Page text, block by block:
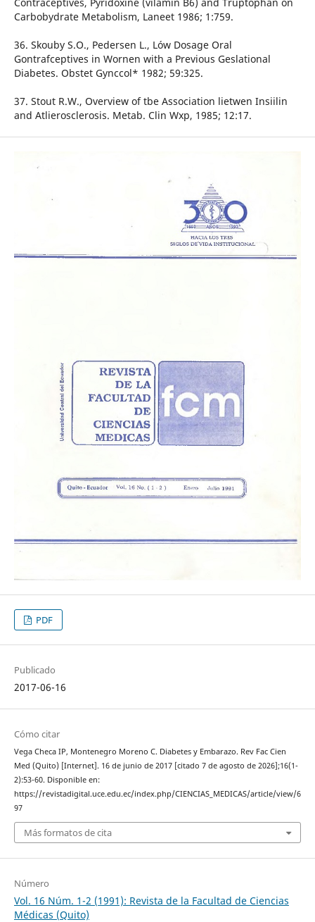
Carbobydrate Metabolism, Laneet 1986; 1:759.
36. Skouby S.O., Pedersen L., Lów Dosage Oral
Gontrafceptives in Wornen with a Previous Geslational
Diabetes. Obstet Gynccol* 1982; 59:325.
37. Stout R.W., Overview of tbe Association lietwen Insiilin
and Atlierosclerosis. Metab. Clin Wxp, 1985; 12:17.
PDF
Publicado
2017-06-16
Cómo citar
Vega Checa IP, Montenegro Moreno C. Diabetes y Embarazo. Rev Fac Cien
Med (Quito) [Internet]. 16 de junio de 2017 [citado 7 de agosto de 2026];16(1-
2):53-60. Disponible en:
https://revistadigital.uce.edu.ec/index.php/CIENCIAS_MEDICAS/article/view/6
97
Más formatos de cita
Número
Vol. 16 Núm. 1-2 (1991): Revista de la Facultad de Ciencias
Médicas (Quito)